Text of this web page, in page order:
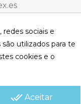
11 | Alicante,
sociais e
utilizados para te
cookies e o
done_all Aceitar